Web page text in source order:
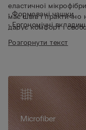
еластичної
має швів і
дарує комфорт і
Вирізняється
вони мають
М'якенький,
бюстгальтер, який ви
• Формовані чашки
• Ергономічні
• Еластичні
• Зріст моделі 175 см,
Розгорнути текст
Microfiber